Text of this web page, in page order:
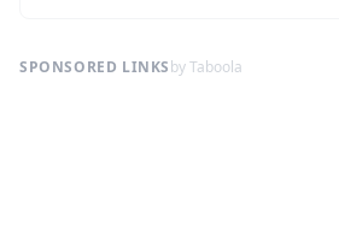
SPONSORED LINKSby Taboola